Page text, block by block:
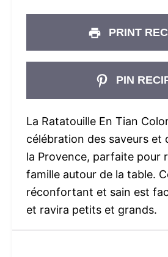
PRINT
PIN
La Ratatouille En Tian
célébration des saveurs et
la Provence, parfaite pour
famille autour de la table.
réconfortant et sain est
et ravira petits et grands.